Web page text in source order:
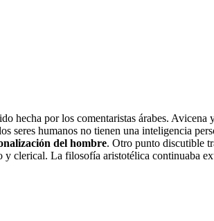
hecha por los comentaristas árabes. Avicena
seres humanos no tienen una inteligencia
del hombre. Otro punto discutible
clerical. La filosofía aristotélica continuaba